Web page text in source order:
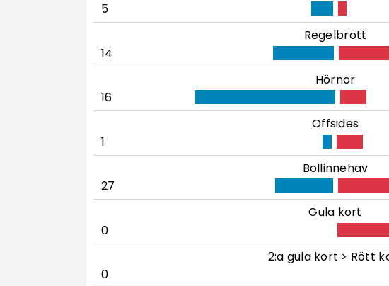
5
Regelbrott
14
Hörnor
16
Offsides
1
Bollinnehav
27
Gula kort
0
2:a gula kort > Rött
0